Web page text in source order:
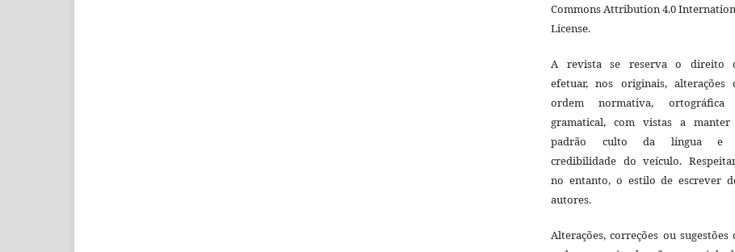
Commons Attribution 4.0
License.
A revista se reserva o direito
efetuar, nos originais, alterações
ordem normativa,
gramatical, com vistas a
padrão culto da língua e
credibilidade do veículo.
no entanto, o estilo de escrever
autores.
Alterações, correções ou sugestões